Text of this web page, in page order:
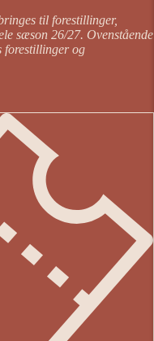
til forestillinger,
sæson 26/27. Ovenstående
forestillinger og